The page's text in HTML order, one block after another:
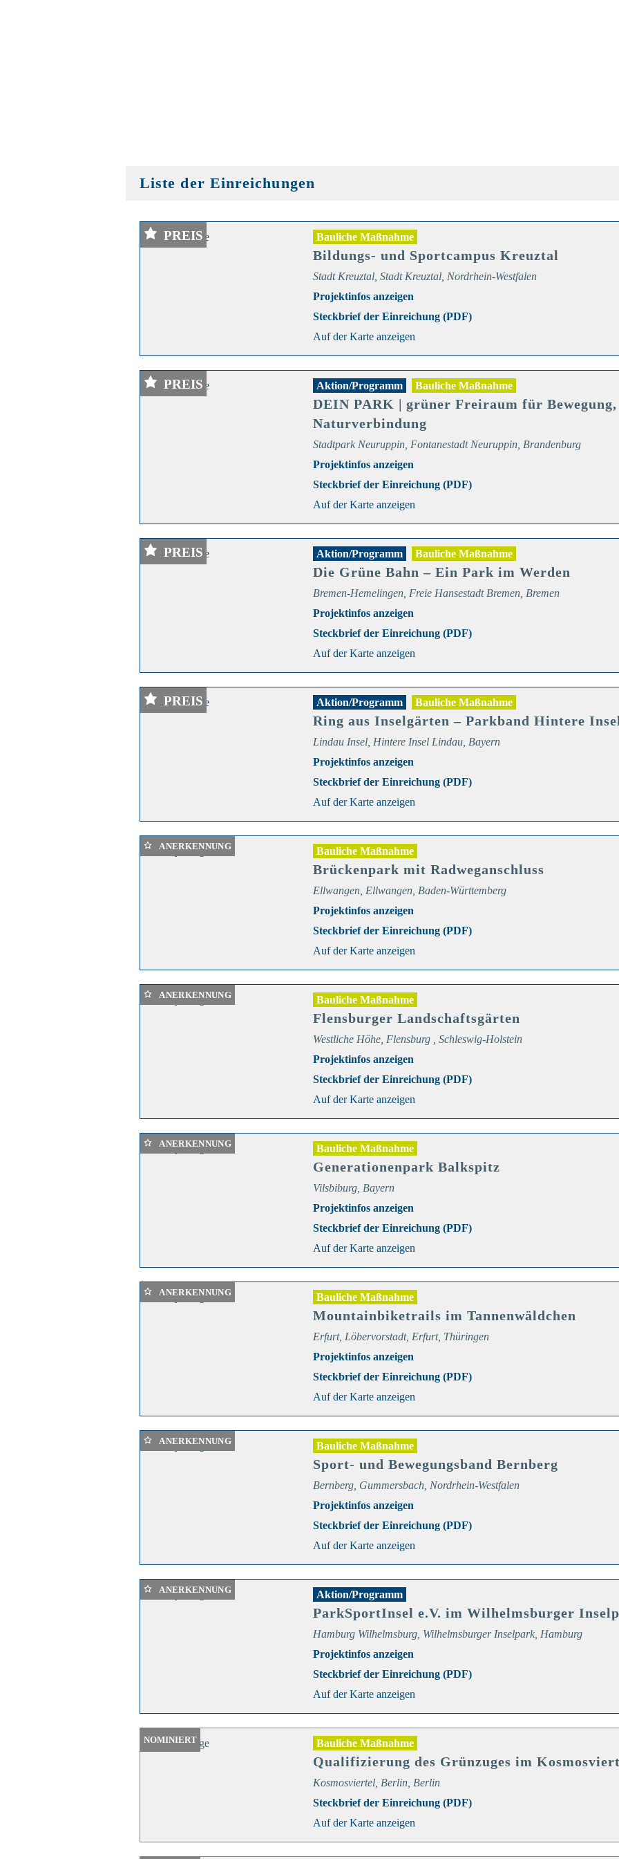
Liste der Einreichungen
Bauliche Maßnahme
Bildungs- und Sportcampus Kreuztal
Stadt Kreuztal, Stadt Kreuztal, Nordrhein-Westfalen
Projektinfos anzeigen
Steckbrief der Einreichung (PDF)
Auf der Karte anzeigen
PREIS
Aktion/Programm Bauliche Maßnahme
DEIN PARK | grüner Freiraum für
Naturverbindung
Stadtpark Neuruppin, Fontanestadt Neuruppin, Brandenburg
Projektinfos anzeigen
Steckbrief der Einreichung (PDF)
Auf der Karte anzeigen
PREIS
Aktion/Programm Bauliche Maßnahme
Die Grüne Bahn – Ein Park im Werden
Bremen-Hemelingen, Freie Hansestadt Bremen, Bremen
Projektinfos anzeigen
Steckbrief der Einreichung (PDF)
Auf der Karte anzeigen
PREIS
Aktion/Programm Bauliche Maßnahme
Ring aus Inselgärten – Parkband Hintere
Lindau Insel, Hintere Insel Lindau, Bayern
Projektinfos anzeigen
Steckbrief der Einreichung (PDF)
Auf der Karte anzeigen
PREIS
Bauliche Maßnahme
Brückenpark mit Radweganschluss
Ellwangen, Ellwangen, Baden-Württemberg
Projektinfos anzeigen
Steckbrief der Einreichung (PDF)
Auf der Karte anzeigen
ANERKENNUNG
Bauliche Maßnahme
Flensburger Landschaftsgärten
Westliche Höhe, Flensburg , Schleswig-Holstein
Projektinfos anzeigen
Steckbrief der Einreichung (PDF)
Auf der Karte anzeigen
ANERKENNUNG
Bauliche Maßnahme
Generationenpark Balkspitz
Vilsbiburg, Bayern
Projektinfos anzeigen
Steckbrief der Einreichung (PDF)
Auf der Karte anzeigen
ANERKENNUNG
Bauliche Maßnahme
Mountainbiketrails im Tannenwäldchen
Erfurt, Löbervorstadt, Erfurt, Thüringen
Projektinfos anzeigen
Steckbrief der Einreichung (PDF)
Auf der Karte anzeigen
ANERKENNUNG
Bauliche Maßnahme
Sport- und Bewegungsband Bernberg
Bernberg, Gummersbach, Nordrhein-Westfalen
Projektinfos anzeigen
Steckbrief der Einreichung (PDF)
Auf der Karte anzeigen
ANERKENNUNG
Aktion/Programm
ParkSportInsel e.V. im Wilhelmsburger
Hamburg Wilhelmsburg, Wilhelmsburger Inselpark, Hamburg
Projektinfos anzeigen
Steckbrief der Einreichung (PDF)
Auf der Karte anzeigen
ANERKENNUNG
Bauliche Maßnahme
Qualifizierung des Grünzuges im
Kosmosviertel, Berlin, Berlin
Steckbrief der Einreichung (PDF)
Auf der Karte anzeigen
NOMINIERT